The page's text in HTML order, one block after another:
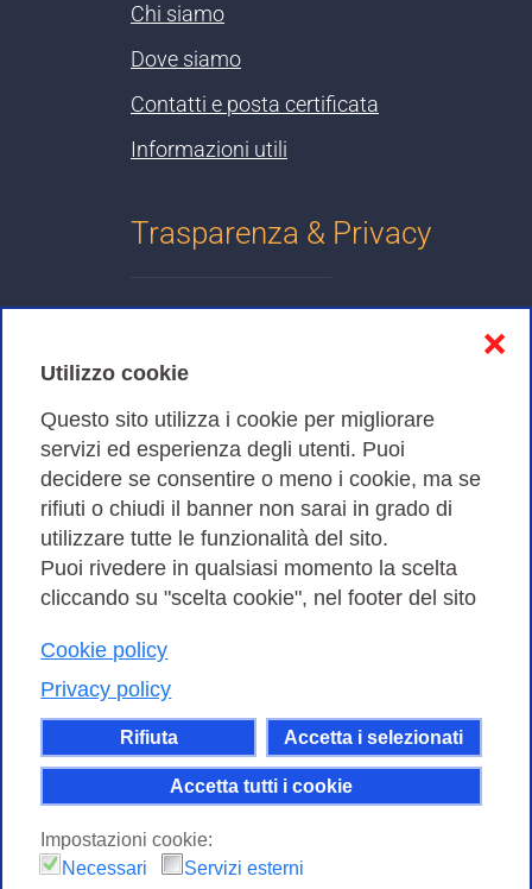
Utilizzo cookie
Questo sito utilizza i cookie per migliorare
servizi ed esperienza degli utenti. Puoi
decidere se consentire o meno i cookie, ma se
rifiuti o chiudi il banner non sarai in grado di
utilizzare tutte le funzionalità del sito.
Puoi rivedere in qualsiasi momento la scelta
cliccando su "scelta cookie", nel footer del sito
Cookie policy
Privacy policy
Rifiuta Accetta i selezionati
Accetta tutti i cookie
❌
Impostazioni cookie:
Necessari
Servizi esterni
Chi siamo
Dove siamo
Contatti e posta certificata
Informazioni utili
Trasparenza & Privacy
Cookies Policy
Amministrazione trasparente
Bandi di Gara
Consortium GARR - Via dei Tizii, 6 - 00185 Roma | Tel.
| CF 97284570583 – PI 07577141000 | Codice
Destinatario 7EU9KEU |
Il contenuto di questo sito e' rilasciato, tranne dove
altrimenti indicato, secondo i termini della licenza
Creative Commons
stesso modo 4.0 Internazionale.